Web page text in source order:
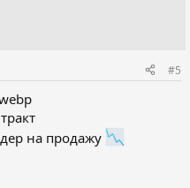
#5
на продажу